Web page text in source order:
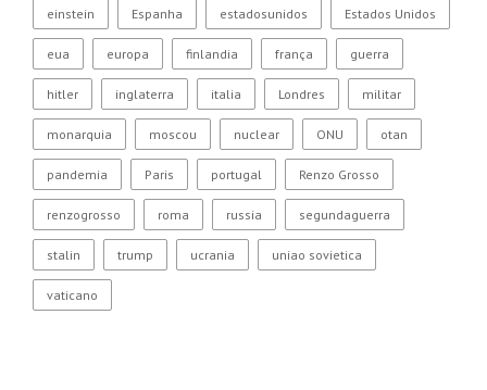
einstein Espanha estadosunidos Estados Unidos
eua europa finlandia frança guerra
hitler inglaterra italia Londres militar
monarquia moscou nuclear ONU otan
pandemia Paris portugal Renzo Grosso
renzogrosso roma russia segundaguerra
stalin trump ucrania uniao sovietica
vaticano